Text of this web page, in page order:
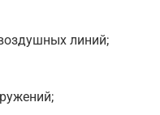
линий;